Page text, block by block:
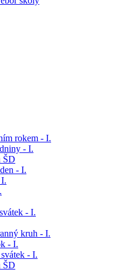
rokem - I.
- I.
ŠD
- I.
- I.
kruh - I.
- I.
- I.
ŠD